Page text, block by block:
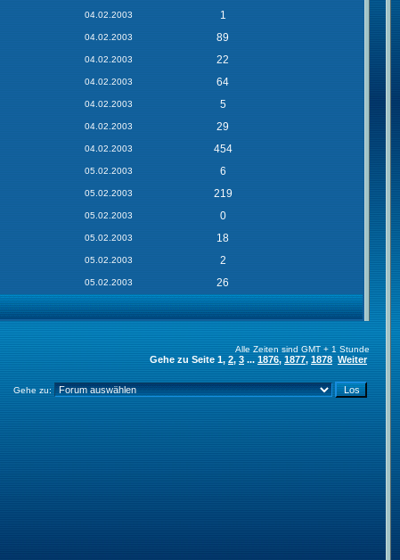
04.02.2003
1
04.02.2003
89
04.02.2003
22
04.02.2003
64
04.02.2003
5
04.02.2003
29
04.02.2003
454
05.02.2003
6
05.02.2003
219
05.02.2003
0
05.02.2003
18
05.02.2003
2
05.02.2003 26
Alle Zeiten sind GMT + 1 Stunde
Gehe zu Seite 1, 2, 3 ... 1876, 1877, 1878 Weiter
Gehe zu: